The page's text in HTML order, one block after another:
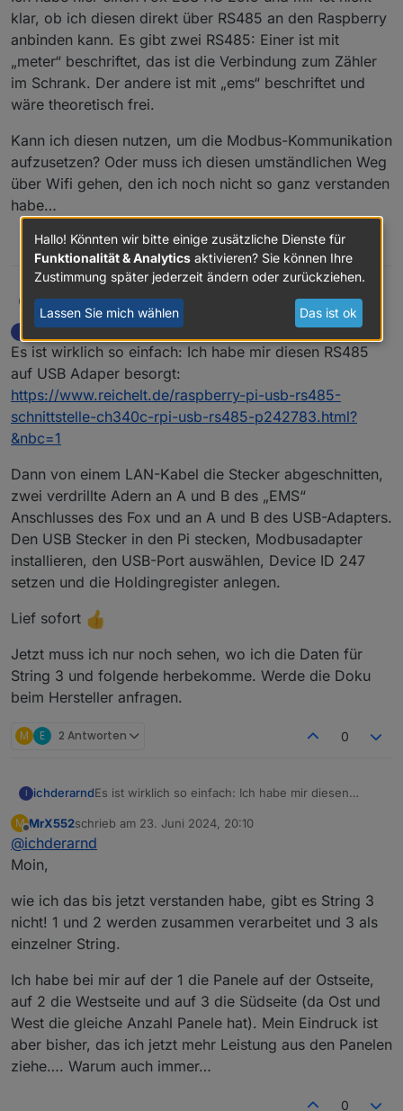
klar, ob ich diesen direkt über RS485 an den Raspberry
anbinden kann. Es gibt zwei RS485: Einer ist mit
„meter“ beschriftet, das ist die Verbindung zum Zähler
im Schrank. Der andere ist mit „ems“ beschriftet und
wäre theoretisch frei.
Kann ich diesen nutzen, um die Modbus-Kommunikation
aufzusetzen? Oder muss ich diesen umständlichen Weg
über Wifi gehen, den ich noch nicht so ganz verstanden
habe…
0
ichderarndIch habe hier einen Fox ESS H3 29.9 und mir ist
nicht klar, ob ich diesen direkt über RS485 an den
Einer ist mit „meter“ beschriftet, das ist die
Verbindung zum Zähler im Schrank. Der andere ist
mit „ems“ beschriftet und wäre theoretisch frei.
Kommunikation aufzusetzen? Oder muss ich diesen
umständlichen Weg über Wifi gehen, den ich noch
nicht so ganz verstanden habe…
Offline
ichderarndschrieb am19. Juni 2024, 20:47
zuletzt editiert von
Es ist wirklich so einfach: Ich habe mir diesen RS485
auf USB Adaper besorgt:
https://www.reichelt.de/raspberry-pi-usb-rs485-
schnittstelle-ch340c-rpi-usb-rs485-p242783.html?
&nbc=1
Dann von einem LAN-Kabel die Stecker abgeschnitten,
zwei verdrillte Adern an A und B des „EMS“
Anschlusses des Fox und an A und B des USB-Adapters.
Den USB Stecker in den Pi stecken, Modbusadapter
installieren, den USB-Port auswählen, Device ID 247
setzen und die Holdingregister anlegen.
Lief sofort
Jetzt muss ich nur noch sehen, wo ich die Daten für
String 3 und folgende herbekomme. Werde die Doku
beim Hersteller anfragen.
M E 2 Antworten 0
I ichderarndEs ist wirklich so einfach: Ich habe mir diesen
https://www.reichelt.de/raspberry-pi-usb-rs485-
Dann von einem LAN-Kabel die Stecker
abgeschnitten, zwei verdrillte Adern an A und B
stecken, Modbusadapter installieren, den USB-Port
auswählen, Device ID 247 setzen und die
Holdingregister anlegen.
Jetzt muss ich nur noch sehen, wo ich die Daten
für String 3 und folgende herbekomme. Werde die
Doku beim Hersteller anfragen.
M
Offline
MrX552schrieb am 23. Juni 2024, 20:10
zuletzt editiert von
@ichderarnd
Moin,
wie ich das bis jetzt verstanden habe, gibt es String 3
nicht! 1 und 2 werden zusammen verarbeitet und 3 als
einzelner String.
Ich habe bei mir auf der 1 die Panele auf der Ostseite,
auf 2 die Westseite und auf 3 die Südseite (da Ost und
West die gleiche Anzahl Panele hat). Mein Eindruck ist
aber bisher, das ich jetzt mehr Leistung aus den Panelen
ziehe…. Warum auch immer…
0
Hallo! Könnten wir bitte einige zusätzliche Dienste für
Funktionalität & Analytics aktivieren? Sie können Ihre
Zustimmung später jederzeit ändern oder zurückziehen.
Lassen Sie mich wählen Das ist ok